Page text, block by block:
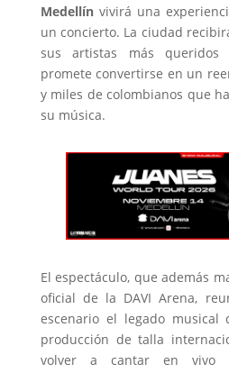
Medellínvivirá una
un concierto. La ciudad
sus artistas más
promete convertirse en un
y miles de colombianos que
su música.
El espectáculo, que además
oficial de la DAVI Arena,
escenario el legado musical
producción de talla
volver a cantar en vivo